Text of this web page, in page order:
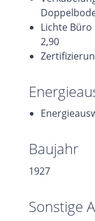
Lichte Büro
2,90
Baujahr
1927
Sonstige